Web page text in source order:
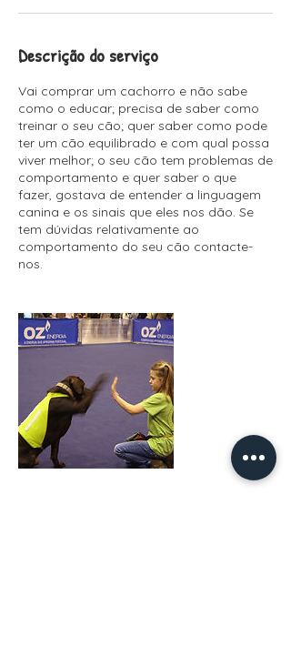
Descrição do serviço
Vai comprar um cachorro e não sabe
como o educar; precisa de saber como
treinar o seu cão; quer saber como pode
ter um cão equilibrado e com qual possa
viver melhor; o seu cão tem problemas de
comportamento e quer saber o que
fazer, gostava de entender a linguagem
canina e os sinais que eles nos dão. Se
tem dúvidas relativamente ao
comportamento do seu cão contacte-
nos.